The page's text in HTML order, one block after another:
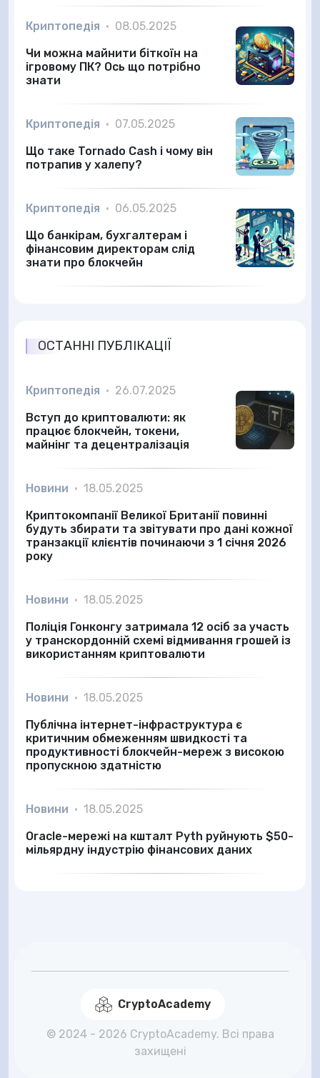
Криптопедія • 08.05.2025
Чи можна майнити біткоїн на
ігровому ПК? Ось що потрібно
знати
Криптопедія • 07.05.2025
Що таке Tornado Cash і чому він
потрапив у халепу?
Криптопедія • 06.05.2025
Що банкірам, бухгалтерам і
фінансовим директорам слід
знати про блокчейн
ОСТАННІ ПУБЛІКАЦІЇ
Криптопедія • 26.07.2025
Вступ до криптовалюти: як
працює блокчейн, токени,
майнінг та децентралізація
Новини • 18.05.2025
Криптокомпанії Великої Британії повинні
будуть збирати та звітувати про дані кожної
транзакції клієнтів починаючи з 1 січня 2026
року
Новини • 18.05.2025
Поліція Гонконгу затримала 12 осіб за участь
у транскордонній схемі відмивання грошей із
використанням криптовалюти
Новини • 18.05.2025
Публічна інтернет-інфраструктура є
критичним обмеженням швидкості та
продуктивності блокчейн-мереж з високою
пропускною здатністю
Новини • 18.05.2025
Oracle-мережі на кшталт Pyth руйнують $50-
мільярдну індустрію фінансових даних
CryptoAcademy
© 2024 - 2026 CryptoAcademy. Всі права
захищені